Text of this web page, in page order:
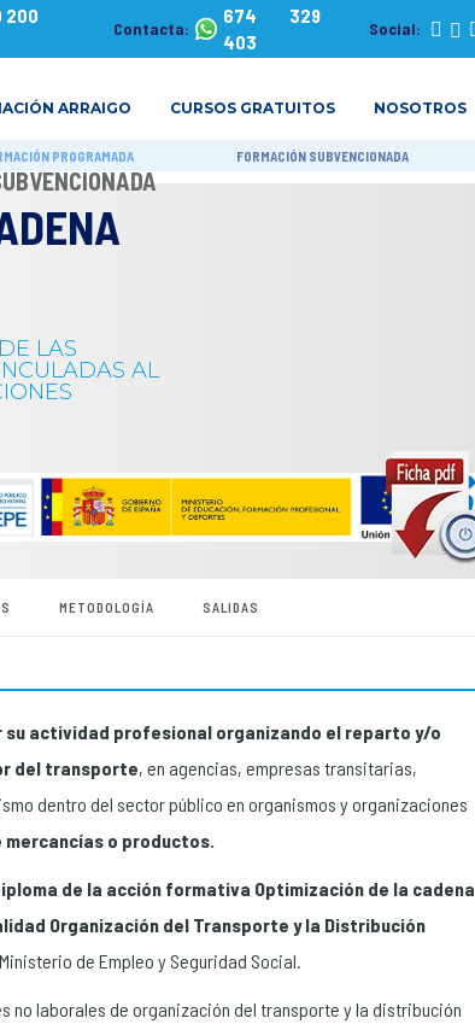
200
Contacta:
674 329
403
Social:
ARRAIGO CURSOS GRATUITOS NOSOTROS
PROGRAMADA FORMACIÓN SUBVENCIONADA
LAS
AL
METODOLOGÍA SALIDAS
su actividad profesional organizando el reparto y/o
del transporte, en agencias, empresas transitarias,
dentro del sector público en organismos y organizaciones
o productos.
de la acción formativa Optimización de la cadena
Organización del Transporte y la Distribución
de Empleo y Seguridad Social.
no laborales de organización del transporte y la distribución